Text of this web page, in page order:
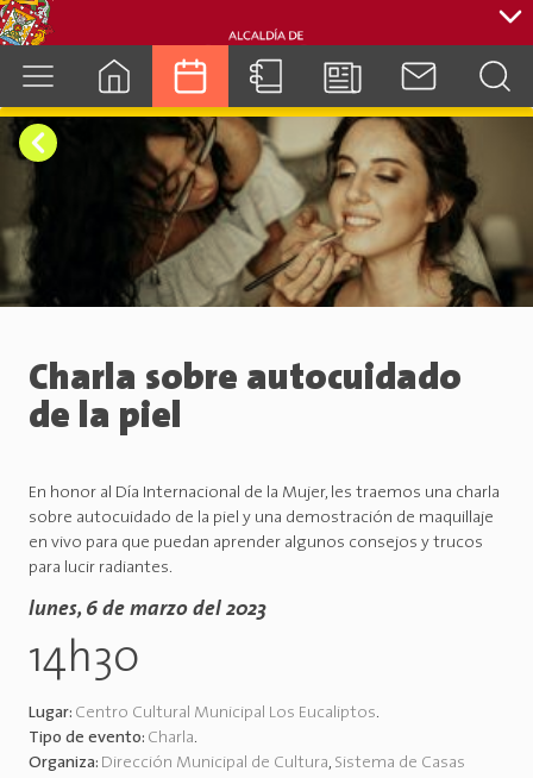
cuenca.gob.ec
Charla sobre autocuidado
de la piel
En honor al Día Internacional de la Mujer, les traemos una charla
sobre autocuidado de la piel y una demostración de maquillaje
en vivo para que puedan aprender algunos consejos y trucos
para lucir radiantes.
lunes, 6 de marzo del 2023
14h30
Lugar: Centro Cultural Municipal Los Eucaliptos.
Tipo de evento: Charla.
Organiza: Dirección Municipal de Cultura, Sistema de Casas